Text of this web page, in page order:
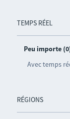
TEMPS RÉEL
Peu importe
Avec temps
RÉGIONS